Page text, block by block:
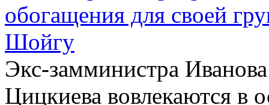
обогащения для своей
Шойгу
Экс-замминистра
Цицкиева вовлекаются в